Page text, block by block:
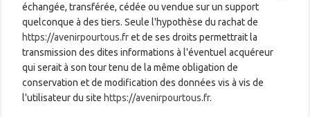
échangée, transférée, cédée ou vendue sur un support
quelconque à des tiers. Seule l'hypothèse du rachat de
https://avenirpourtous.fret de ses droits permettrait la
transmission des dites informations à l'éventuel acquéreur
qui serait à son tour tenu de la même obligation de
conservation et de modification des données vis à vis de
l'utilisateur du sitehttps://avenirpourtous.fr.